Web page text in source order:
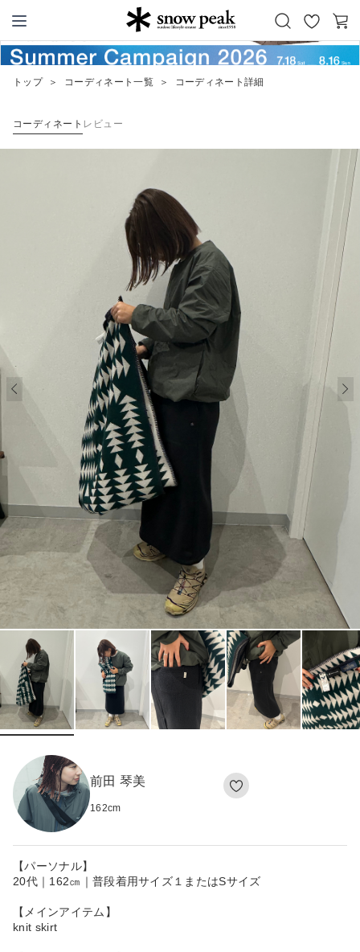
Snow Peak
お
カ
ー
トップ ＞ コーディネート一覧 ＞ コーディネート詳細
コーディネート レビュー
前田 琴美
162cm
【パーソナル】
20代｜162㎝｜普段着用サイズ１またはSサイズ
【メインアイテム】
knit skirt